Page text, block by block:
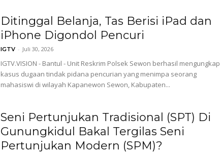
Ditinggal Belanja, Tas Berisi iPad dan
iPhone Digondol Pencuri
IGTV - Juli 30, 2026
IGTV.VISION - Bantul - Unit Reskrim Polsek Sewon berhasil mengungkap
kasus dugaan tindak pidana pencurian yang menimpa seorang
mahasiswi di wilayah Kapanewon Sewon, Kabupaten...
Seni Pertunjukan Tradisional (SPT) Di
Gunungkidul Bakal Tergilas Seni
Pertunjukan Modern (SPM)?